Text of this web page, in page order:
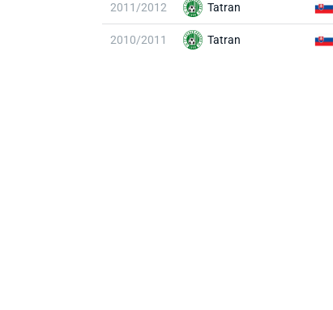
2011/2012 Tatran
2010/2011 Tatran